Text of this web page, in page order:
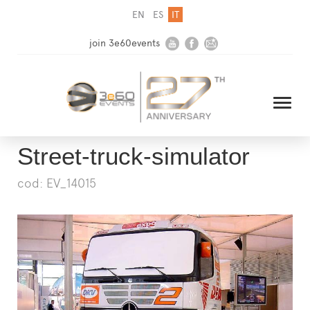
EN ES IT
join 3e60events
HOME
AZIENDA
SOLUZIONI
MEDIA
NEWSLETTER
Street-truck-simulator
cod: EV_14015